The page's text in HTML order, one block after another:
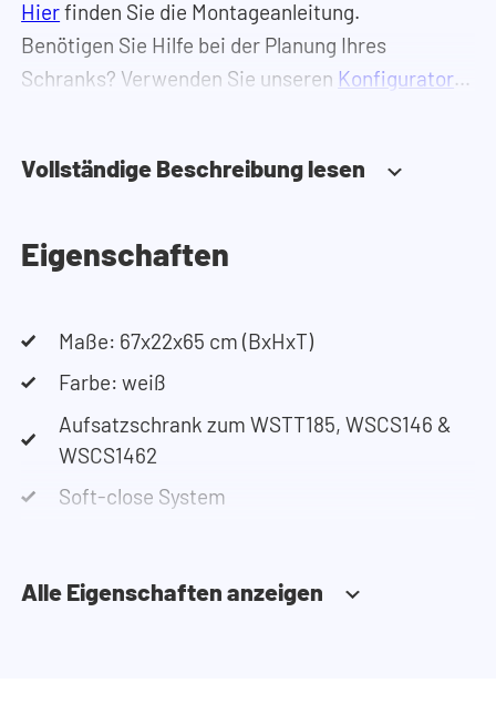
Hierfinden Sie die Montageanleitung.
Benötigen Sie Hilfe bei der Planung Ihres
Schranks? Verwenden Sie unseren Konfigurator,
jederzeittelefonisch oder per Mail erreichen
Vollständige Beschreibung lesen
Eigenschaften
Maße: 67x22x65 cm (BxHxT)
Farbe: weiß
Aufsatzschrank zum WSTT185, WSCS146 &
WSCS1462
Soft-close System
Alle Eigenschaften anzeigen